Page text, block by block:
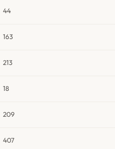
44
163
213
18
209
407